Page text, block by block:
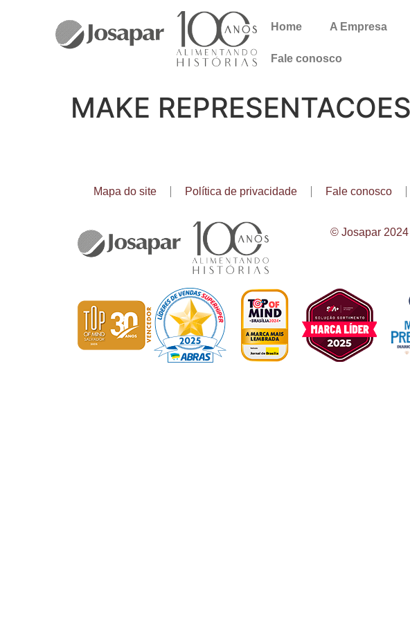
Home A Empresa
Fale conosco
MAKE
Mapa do site Política de privacidade Fale conosco
© Josapar